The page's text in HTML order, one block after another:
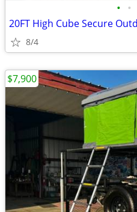
• •
8/4
$7,900